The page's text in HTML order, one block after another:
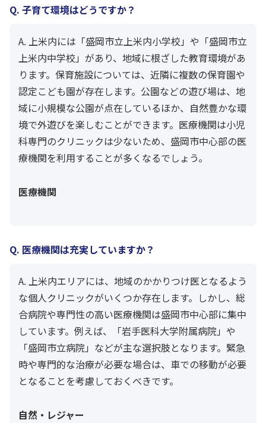
Q. 子育て環境はどうですか？
A. 上米内には「盛岡市立上米内小学校」や「盛岡市立
上米内中学校」があり、地域に根ざした教育環境があ
ります。保育施設については、近隣に複数の保育園や
認定こども園が存在します。公園などの遊び場は、地
域に小規模な公園が点在しているほか、自然豊かな環
境で外遊びを楽しむことができます。医療機関は小児
科専門のクリニックは少ないため、盛岡市中心部の医
療機関を利用することが多くなるでしょう。
医療機関
Q. 医療機関は充実していますか？
A. 上米内エリアには、地域のかかりつけ医となるよう
な個人クリニックがいくつか存在します。しかし、総
合病院や専門性の高い医療機関は盛岡市中心部に集中
しています。例えば、「岩手医科大学附属病院」や
「盛岡市立病院」などが主な選択肢となります。緊急
時や専門的な治療が必要な場合は、車での移動が必要
となることを考慮しておくべきです。
自然・レジャー